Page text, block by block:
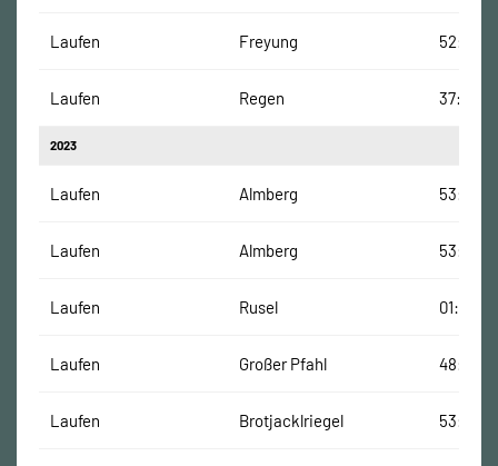
Laufen Freyung 52:38
Laufen Regen 37:25
2023
Laufen Almberg 53:40
Laufen Almberg 53:39
Laufen Rusel
Laufen Großer Pfahl 48:00
Laufen Brotjacklriegel 53:45